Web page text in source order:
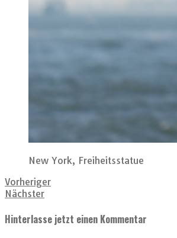
New York, Freiheitsstatue
Vorheriger
Nächster
Hinterlasse jetzt einen Kommentar